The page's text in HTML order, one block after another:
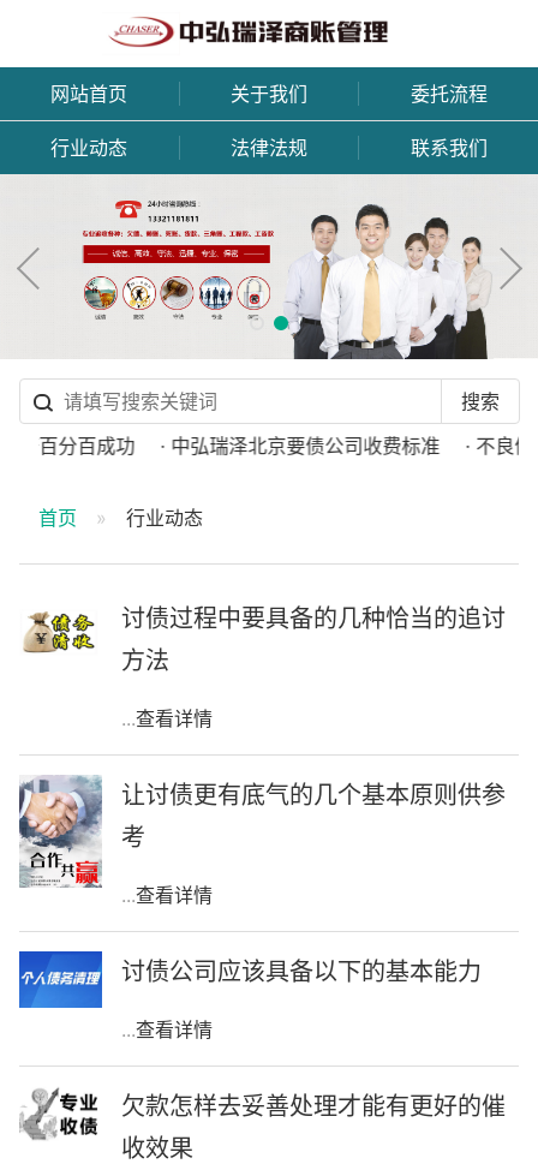
网站首页 关于我们 委托流程
行业动态 法律法规 联系我们
百分百成功 · 中弘瑞泽北京要债公司收费标准 · 不良债
首页 行业动态
讨债过程中要具备的几种恰当的追讨
方法
...查看详情
让讨债更有底气的几个基本原则供参
考
...查看详情
讨债公司应该具备以下的基本能力
...查看详情
欠款怎样去妥善处理才能有更好的催
收效果